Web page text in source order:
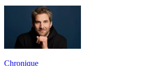
Chronique